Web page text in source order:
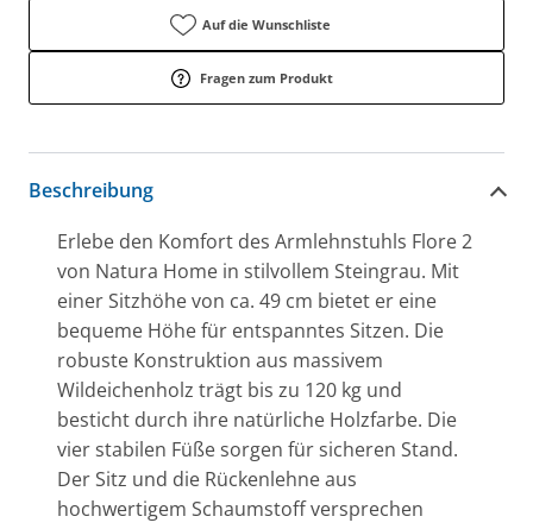
Auf die Wunschliste
Fragen zum Produkt
Beschreibung
Erlebe den Komfort des Armlehnstuhls Flore 2
von Natura Home in stilvollem Steingrau. Mit
einer Sitzhöhe von ca. 49 cm bietet er eine
bequeme Höhe für entspanntes Sitzen. Die
robuste Konstruktion aus massivem
Wildeichenholz trägt bis zu 120 kg und
besticht durch ihre natürliche Holzfarbe. Die
vier stabilen Füße sorgen für sicheren Stand.
Der Sitz und die Rückenlehne aus
hochwertigem Schaumstoff versprechen